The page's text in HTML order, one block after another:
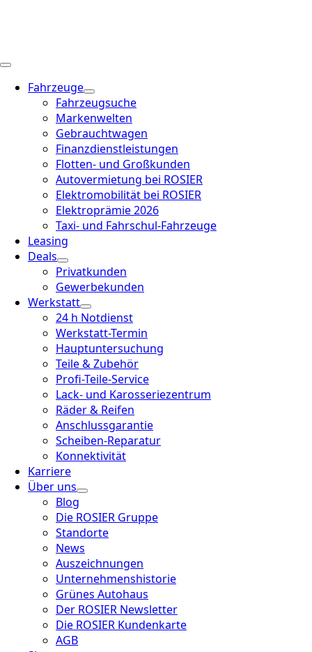
Fahrzeuge
Fahrzeugsuche
Markenwelten
Gebrauchtwagen
Finanzdienstleistungen
Flotten- und Großkunden
Autovermietung bei ROSIER
Elektromobilität bei ROSIER
Elektroprämie 2026
Taxi- und Fahrschul-Fahrzeuge
Leasing
Deals
Privatkunden
Gewerbekunden
Werkstatt
24 h Notdienst
Werkstatt-Termin
Hauptuntersuchung
Teile & Zubehör
Profi-Teile-Service
Lack- und Karosseriezentrum
Räder & Reifen
Anschlussgarantie
Scheiben-Reparatur
Konnektivität
Karriere
Über uns
Blog
Die ROSIER Gruppe
Standorte
News
Auszeichnungen
Unternehmenshistorie
Grünes Autohaus
Der ROSIER Newsletter
Die ROSIER Kundenkarte
AGB